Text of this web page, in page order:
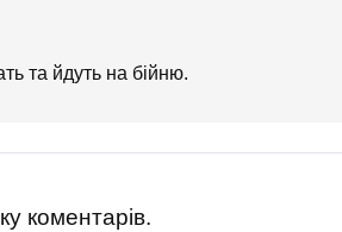
та йдуть на бійню.
коментарів.